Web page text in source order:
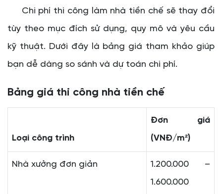
Chi phí thi công làm nhà tiền chế sẽ thay đổi
tùy theo mục đích sử dụng, quy mô và yêu cầu
kỹ thuật. Dưới đây là bảng giá tham khảo giúp
bạn dễ dàng so sánh và dự toán chi phí.
Bảng giá thi công nhà tiền chế
Loại công trình
Đơn giá
(VNĐ/m²)
Nhà xưởng đơn giản
1.200.000 –
1.600.000